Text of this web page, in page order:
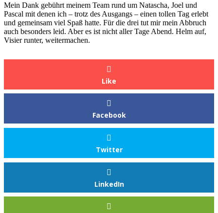
Mein Dank gebührt meinem Team rund um Natascha, Joel und
Pascal mit denen ich – trotz des Ausgangs – einen tollen Tag erlebt
und gemeinsam viel Spaß hatte. Für die drei tut mir mein Abbruch
auch besonders leid. Aber es ist nicht aller Tage Abend. Helm auf,
Visier runter, weitermachen.
Like
Facebook
Twitter
LinkedIn